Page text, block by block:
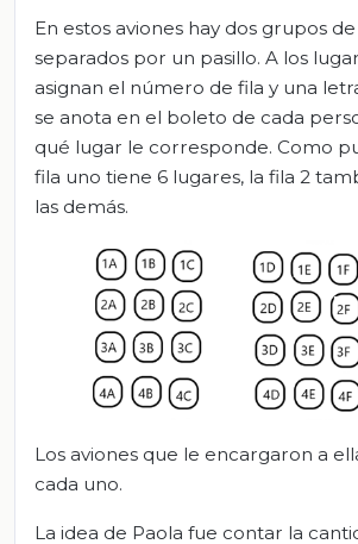
En estos aviones hay dos grupos
separados por un pasillo. A los
asignan el número de fila y una
se anota en el boleto de cada
qué lugar le corresponde. Como
fila uno tiene 6 lugares, la fila 2
las demás.
Los aviones que le encargaron a
cada uno.
La idea de Paola fue contar la